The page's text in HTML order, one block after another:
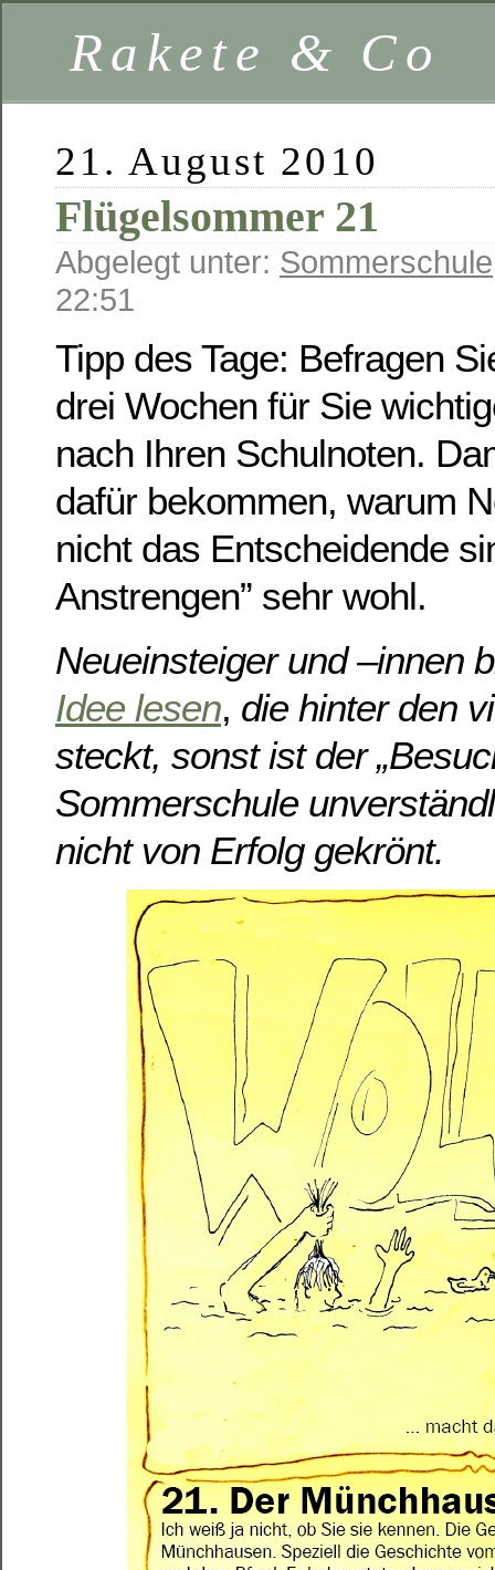
Rakete & Co
21. August 2010
Flügelsommer 21
Abgelegt unter: Sommerschule
22:51
Tipp des Tage: Befragen
drei Wochen für Sie
nach Ihren Schulnoten.
dafür bekommen, warum
nicht das Entscheidende
Anstrengen” sehr wohl.
Neueinsteiger und –innen
Idee lesen, die hinter den
steckt, sonst ist der
Sommerschule
nicht von Erfolg gekrönt.